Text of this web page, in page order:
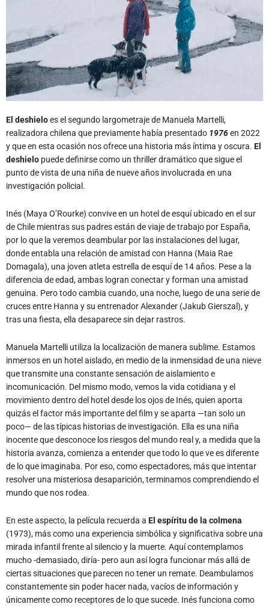
El deshieloes el segundo largometraje de Manuela Martelli,
realizadora chilena que previamente había presentado 1976en 2022
y que en esta ocasión nos ofrece una historia más íntima y oscura. El
deshielo puede definirse como un thriller dramático que sigue el
punto de vista de una niña de nueve años involucrada en una
investigación policial.
Inés (Maya O’Rourke) convive en un hotel de esquí ubicado en el sur
de Chile mientras sus padres están de viaje de trabajo por España,
por lo que la veremos deambular por las instalaciones del lugar,
donde entabla una relación de amistad con Hanna (Maia Rae
Domagala), una joven atleta estrella de esquí de 14 años. Pese a la
diferencia de edad, ambas logran conectar y forman una amistad
genuina. Pero todo cambia cuando, una noche, luego de una serie de
cruces entre Hanna y su entrenador Alexander (Jakub Gierszal), y
tras una fiesta, ella desaparece sin dejar rastros.
Manuela Martelli utiliza la localización de manera sublime. Estamos
inmersos en un hotel aislado, en medio de la inmensidad de una nieve
que transmite una constante sensación de aislamiento e
incomunicación. Del mismo modo, vemos la vida cotidiana y el
movimiento dentro del hotel desde los ojos de Inés, quien aporta
quizás el factor más importante del film y se aparta —tan solo un
poco— de las típicas historias de investigación. Ella es una niña
inocente que desconoce los riesgos del mundo real y, a medida que la
historia avanza, comienza a entender que todo lo que ve es diferente
de lo que imaginaba. Por eso, como espectadores, más que intentar
resolver una misteriosa desaparición, terminamos comprendiendo el
mundo que nos rodea.
En este aspecto, la película recuerda a El espíritu de la colmena
(1973), más como una experiencia simbólica y significativa sobre una
mirada infantil frente al silencio y la muerte. Aquí contemplamos
mucho -demasiado, diría- pero aun así logra funcionar más allá de
ciertas situaciones que parecen no tener un remate. Deambulamos
constantemente sin poder hacer nada, vacíos de información y
únicamente como receptores de lo que sucede. Inés funciona como